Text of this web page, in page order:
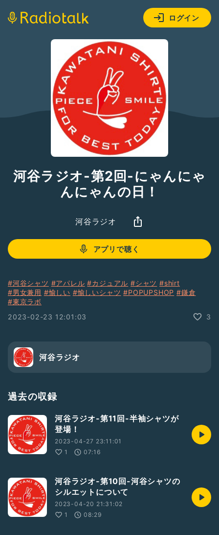
ログイン
河谷ラジオ-第2回-にゃんにゃ
んにゃんの日！
河谷ラジオ
アプリで聴く
#河谷シャツ #アパレル #カジュアル #シャツ #shirt
#男女兼用 #愉しい #愉しいシャツ #POPUPSHOP #鎌倉
#東京ラボ
2023-02-23 12:01:03
3
河谷ラジオ
過去の収録
河谷ラジオ-第11回-半袖シャツが
登場！
2023-04-27 23:11:01
1
07:16
河谷ラジオ-第10回-河谷シャツの
シルエットについて
2023-04-20 21:31:02
1
08:29